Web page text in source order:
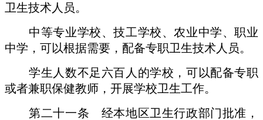
卫生技术人员。
中等专业学校、技工学校、农业中学、职业
中学，可以根据需要，配备专职卫生技术人员。
学生人数不足六百人的学校，可以配备专职
或者兼职保健教师，开展学校卫生工作。
第二十一条 经本地区卫生行政部门批准，